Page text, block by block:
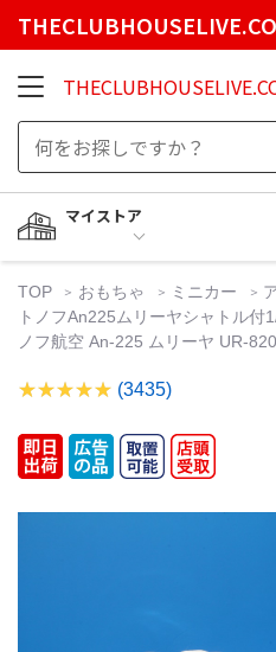
マイストア
TOP おもちゃ ミニカー
トノフAn225ムリーヤシャトル付
ノフ航空 An-225 ムリーヤ UR-
(3435)